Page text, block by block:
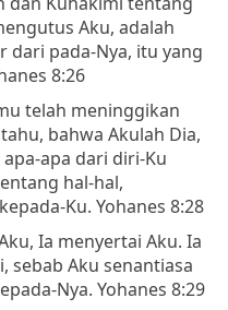
Aku, adalah
dari pada-Nya, itu yang
8:26
telah meninggikan
bahwa Akulah Dia,
apa dari diri-Ku
hal-hal,
Ku. Yohanes 8:28
Ia menyertai Aku. Ia
sebab Aku senantiasa
Nya. Yohanes 8:29